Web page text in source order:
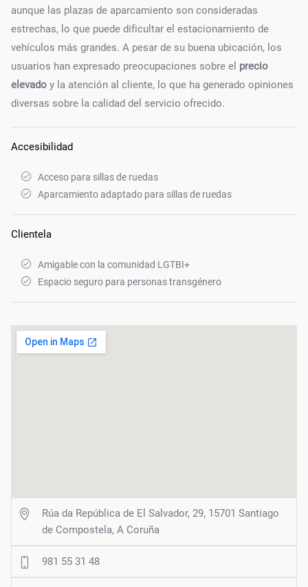
aunque las plazas de aparcamiento son consideradas
estrechas, lo que puede dificultar el estacionamiento de
vehículos más grandes. A pesar de su buena ubicación, los
usuarios han expresado preocupaciones sobre el precio
elevado y la atención al cliente, lo que ha generado opiniones
diversas sobre la calidad del servicio ofrecido.
Accesibilidad
Acceso para sillas de ruedas
Aparcamiento adaptado para sillas de ruedas
Clientela
Amigable con la comunidad LGTBI+
Espacio seguro para personas transgénero
Rúa da República de El Salvador, 29, 15701 Santiago
de Compostela, A Coruña
981 55 31 48